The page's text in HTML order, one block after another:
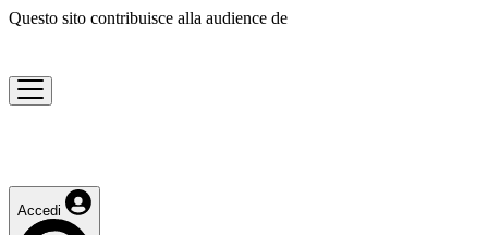
Questo sito contribuisce alla audience de
Accedi